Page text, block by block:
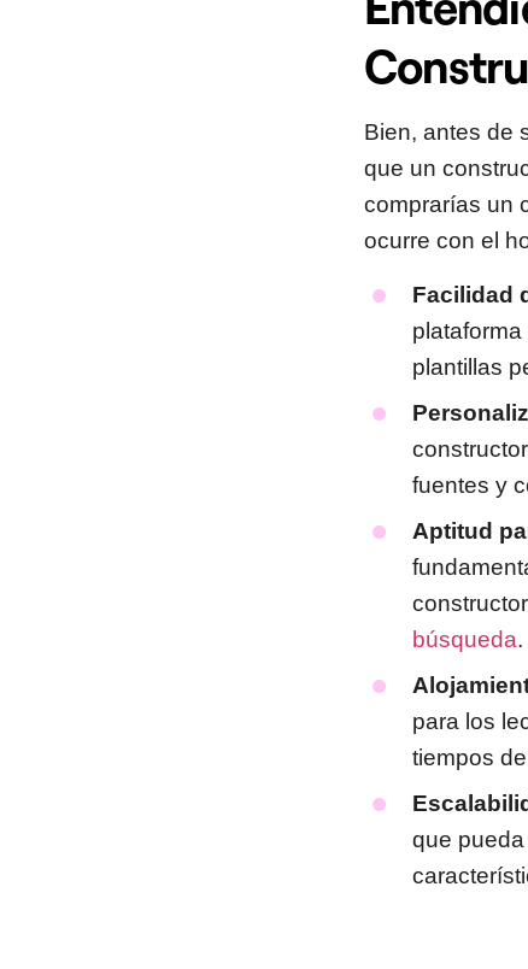
Bien, antes de
que un
comprarías un
ocurre con el
Facilidad
plantillas
fuentes y
Aptitud
búsqueda.
para los
tiempos
que